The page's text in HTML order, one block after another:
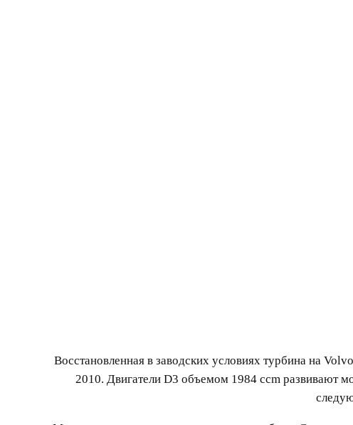
Восстановленная в заводских условиях турбина на
2010. Двигатели D3 объемом 1984 ccm развивают